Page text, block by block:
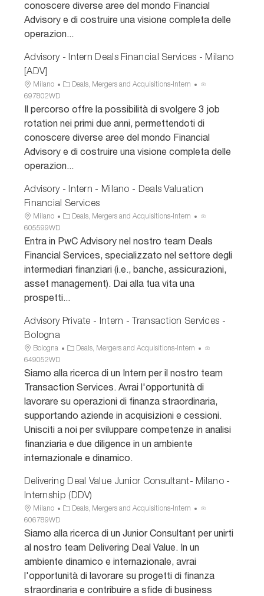
z
i
o
e
o
r
i
u
n
o
conoscere diverse aree del mondo Financial
Advisory e di costruire una visione completa delle
operazion...
Advisory - Intern Deals Financial Services - Milano
[ADV]
U
b
i
z
i
o
e
Milano
C
t
o
r
i
Deals, Mergers and Acquisitions-Intern
a
n
u
n
o
697802WD
Il percorso offre la possibilità di svolgere 3 job
rotation nei primi due anni, permettendoti di
conoscere diverse aree del mondo Financial
Advisory e di costruire una visione completa delle
operazion...
Advisory - Intern - Milano - Deals Valuation
Financial Services
U
b
i
c
z
i
o
e
Milano
C
t
e
o
r
i
Deals, Mergers and Acquisitions-Intern
a
u
o
605599WD
Entra in PwC Advisory nel nostro team Deals
Financial Services, specializzato nel settore degli
intermediari finanziari (i.e., banche, assicurazioni,
asset management). Dai alla tua vita una
prospetti...
Advisory Private - Intern - Transaction Services -
Bologna
U
b
i
c
z
i
o
n
e
Bologna
C
t
o
r
i
a
Deals, Mergers and Acquisitions-Intern
a
n
u
n
c
649052WD
Siamo alla ricerca di un Intern per il nostro team
Transaction Services. Avrai l'opportunità di
lavorare su operazioni di finanza straordinaria,
supportando aziende in acquisizioni e cessioni.
Unisciti a noi per sviluppare competenze in analisi
finanziaria e due diligence in un ambiente
internazionale e dinamico.
Delivering Deal Value Junior Consultant- Milano -
Internship (DDV)
U
b
i
z
i
o
Milano
C
t
e
o
r
i
Deals, Mergers and Acquisitions-Intern
a
n
c
606789WD
Siamo alla ricerca di un Junior Consultant per unirti
al nostro team Delivering Deal Value. In un
ambiente dinamico e internazionale, avrai
l'opportunità di lavorare su progetti di finanza
straordinaria e contribuire a sfide di business